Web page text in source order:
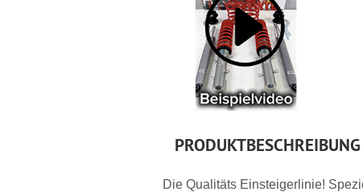
PRODUKTBESCHREIBUNG
Die Qualitäts Einsteigerlinie!